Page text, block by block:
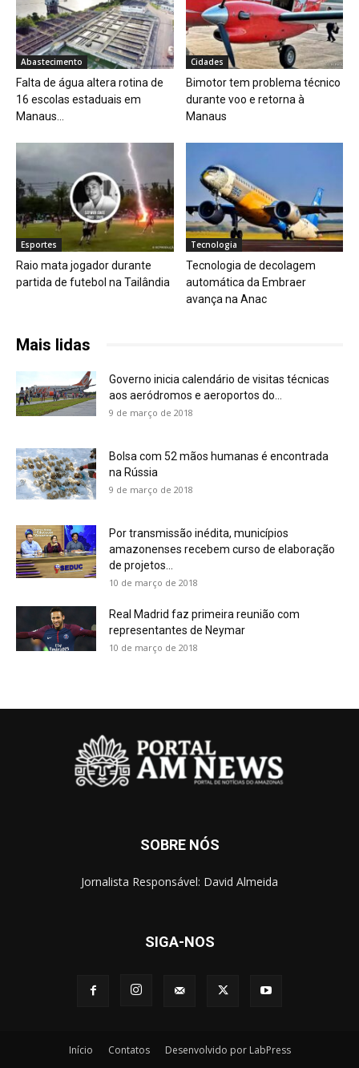
Abastecimento
Falta de água altera rotina de
16 escolas estaduais em
Manaus...
Cidades
Bimotor tem problema técnico
durante voo e retorna à
Manaus
Esportes
Raio mata jogador durante
partida de futebol na Tailândia
Tecnologia
Tecnologia de decolagem
automática da Embraer
avança na Anac
Mais lidas
Governo inicia calendário de visitas técnicas
aos aeródromos e aeroportos do...
9 de março de 2018
Bolsa com 52 mãos humanas é encontrada
na Rússia
9 de março de 2018
Por transmissão inédita, municípios
amazonenses recebem curso de elaboração
de projetos...
10 de março de 2018
Real Madrid faz primeira reunião com
representantes de Neymar
10 de março de 2018
SOBRE NÓS
Jornalista Responsável: David Almeida
SIGA-NOS
Início Contatos Desenvolvido por LabPress